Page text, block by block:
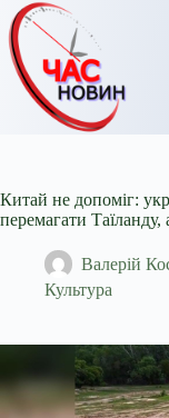
Перейти
до
вмісту
Китай не допоміг:
перемагати Таїланду,
Валерій
Культура